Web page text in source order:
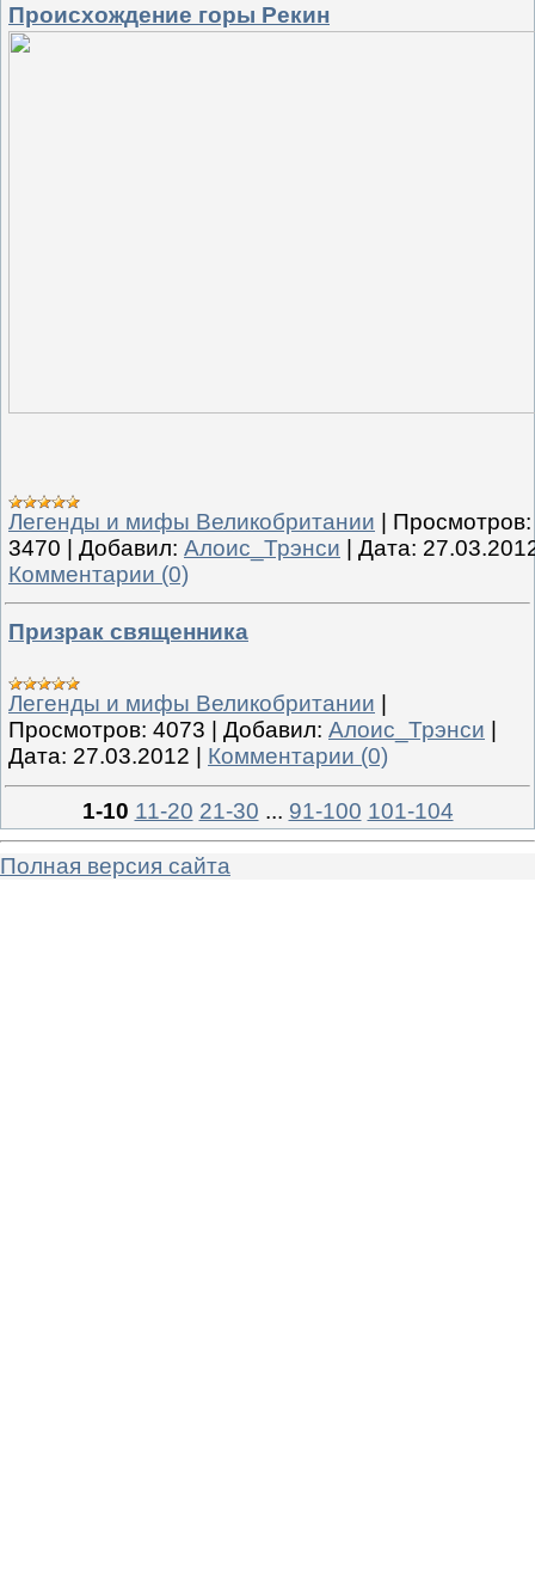
Происхождение горы Рекин
Легенды и мифы Великобритании | Просмотров:
3470 | Добавил: Алоис_Трэнси | Дата:
Комментарии (0)
Призрак священника
Легенды и мифы Великобритании
Просмотров: 4073 Добавил: Алоис_Трэнси
Дата: 27.03.2012 Комментарии (0)
1-10 11-20 21-30 ... 91-100 101-104
Полная версия сайта